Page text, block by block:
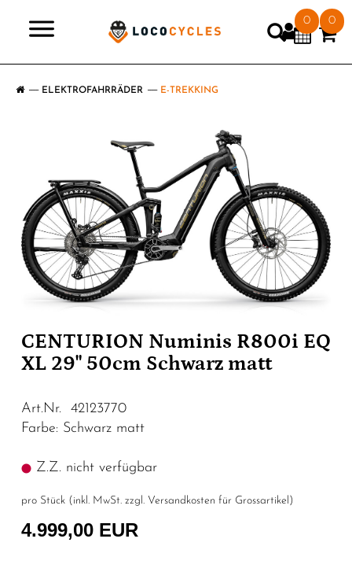
0 0
ELEKTROFAHRRÄDER E-TREKKING
CENTURION Numinis R800i EQ
XL 29" 50cm Schwarz matt
Art.Nr. 42123770
Farbe: Schwarz matt
Z.Z. nicht verfügbar
pro Stück (inkl. MwSt. zzgl. Versandkosten für Grossartikel )
4.999,00 EUR